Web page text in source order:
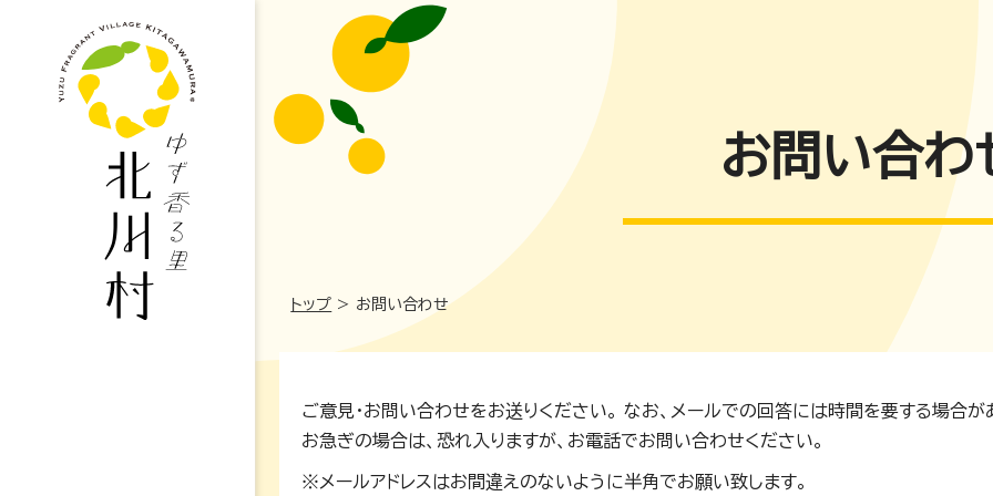
妊娠・出産
お問い合わ
トップ > お問い合わせ
ご意見・お問い合わせをお送りください。 なお、メールでの回答には時間を要する場合が
お急ぎの場合は、恐れ入りますが、お電話でお問い合わせください。
※メールアドレスはお間違えのないように半角でお願い致します。